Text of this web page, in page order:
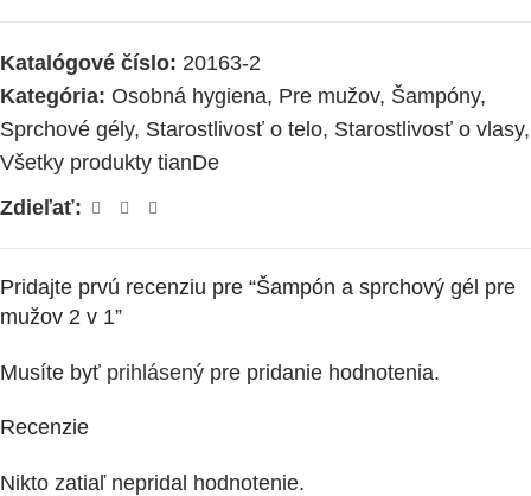
Katalógové číslo: 20163-2
Kategória: Osobná hygiena, Pre mužov, Šampóny,
Sprchové gély, Starostlivosť o telo, Starostlivosť o vlasy,
Všetky produkty tianDe
Zdieľať:
Recenzie
Nikto zatiaľ nepridal hodnotenie.
Pridajte prvú recenziu pre “Šampón a sprchový gél pre
mužov 2 v 1”
Musíte byť prihlásený pre pridanie hodnotenia.